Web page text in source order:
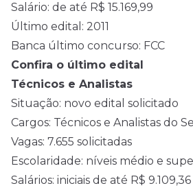
Salário: de até R$ 15.169,99
Último edital: 2011
Banca último concurso: FCC
Confira o último edital
Técnicos e Analistas
Situação: novo edital solicitado
Cargos: Técnicos e Analistas do
Vagas: 7.655 solicitadas
Escolaridade: níveis médio e
Salários: iniciais de até R$ 9.109,36